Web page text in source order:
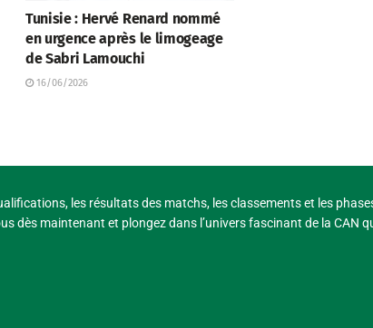
Tunisie : Hervé Renard nommé
en urgence après le limogeage
de Sabri Lamouchi
16/06/2026
les résultats des matchs, les classements et les
maintenant et plongez dans l’univers fascinant de la CAN